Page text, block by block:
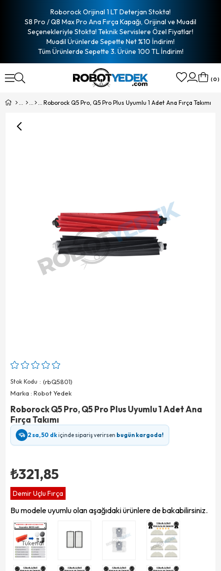
Roborock Orijinal 1 LT Deterjan Stokta!
S8 Pro / Q8 Max Pro Ana Fırça Kapağı, Orijinal ve Muadil
Seçenekleriyle Stokta! Teknik Servislere Özel Fiyatlar!
Muadil Ürünlerde Sepette Net %10 İndirim!
Tüm Ürünlerde Sepette 3. Ürüne 100 TL İndirim!
0
Roborock Q5 Pro, Q5 Pro Plus Uyumlu 1 Adet Ana Fırça Takımı
Stok Kodu
(rbQ5801)
Marka : Robot Yedek
Roborock Q5 Pro, Q5 Pro Plus Uyumlu 1 Adet Ana
Fırça Takımı
2 sa, 50 dkiçinde sipariş verirsen bugün kargoda!
₺321,85
Demir Uçlu Fırça
Bu modele uyumlu olan aşağıdaki ürünlere de bakabilirsiniz.
Tükendi